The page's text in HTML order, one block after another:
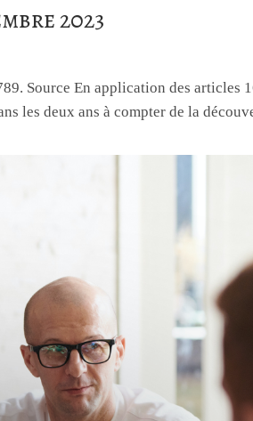
2023
Source En application des articles
les deux ans à compter de la